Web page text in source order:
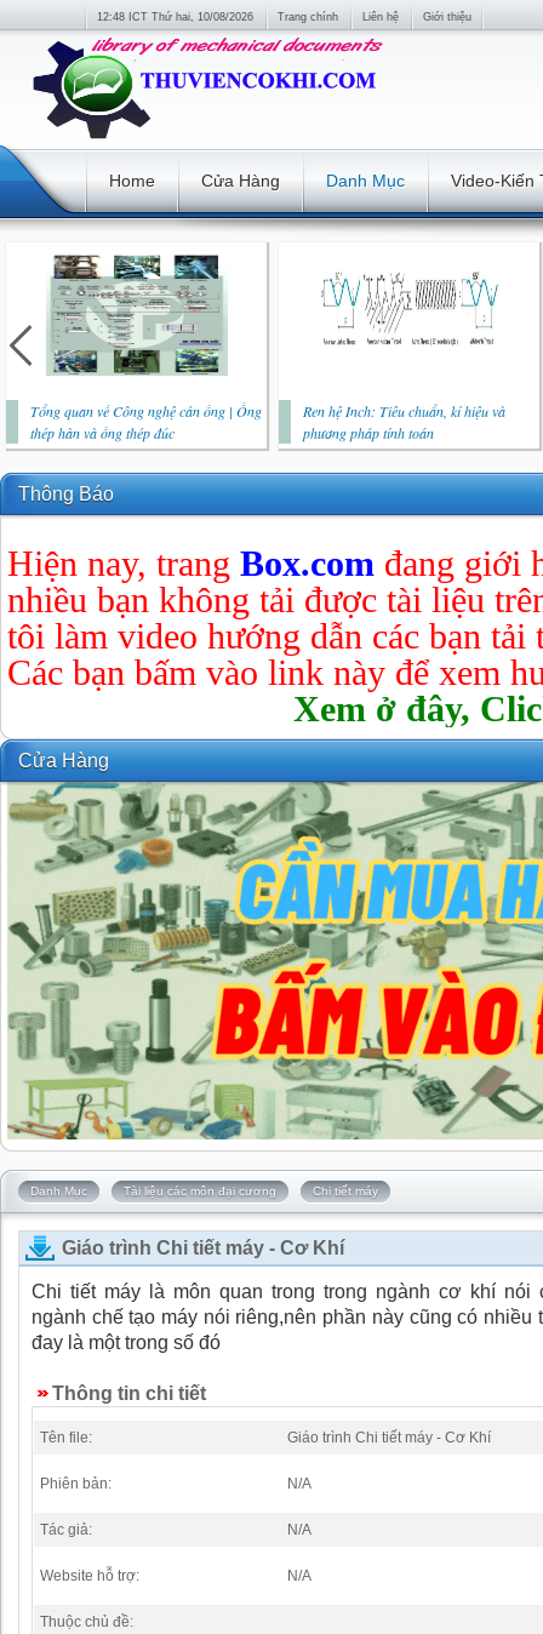
12:48 ICT Thứ hai, 10/08/2026 Trang chính Liên hệ Giới thiệu
Home Cửa Hàng Danh Mục Video-Kiến
Tổng quan về Công nghệ cán ống | Ống
thép hàn và ống thép đúc
Ren hệ Inch: Tiêu chuẩn, kí hiệu và
phương pháp tính toán
Thông Báo
Hiện nay, trang Box.com đang giới
nhiều bạn không tải được tài liệu
tôi làm video hướng dẫn các bạn tải
Các bạn bấm vào link này để xem
Xem ở đây,
Cửa Hàng
Danh Mục Tài liệu các môn đại cương Chi tiết máy
Giáo trình Chi tiết máy - Cơ Khí
Chi tiết máy là môn quan trong trong ngành cơ khí nói
ngành chế tạo máy nói riêng,nên phần này cũng có nhiều
đay là một trong số đó
Thông tin chi tiết
Tên file: Giáo trình Chi tiết máy - Cơ Khí
Phiên bản: N/A
Tác giả: N/A
Website hỗ trợ: N/A
Thuộc chủ đề: